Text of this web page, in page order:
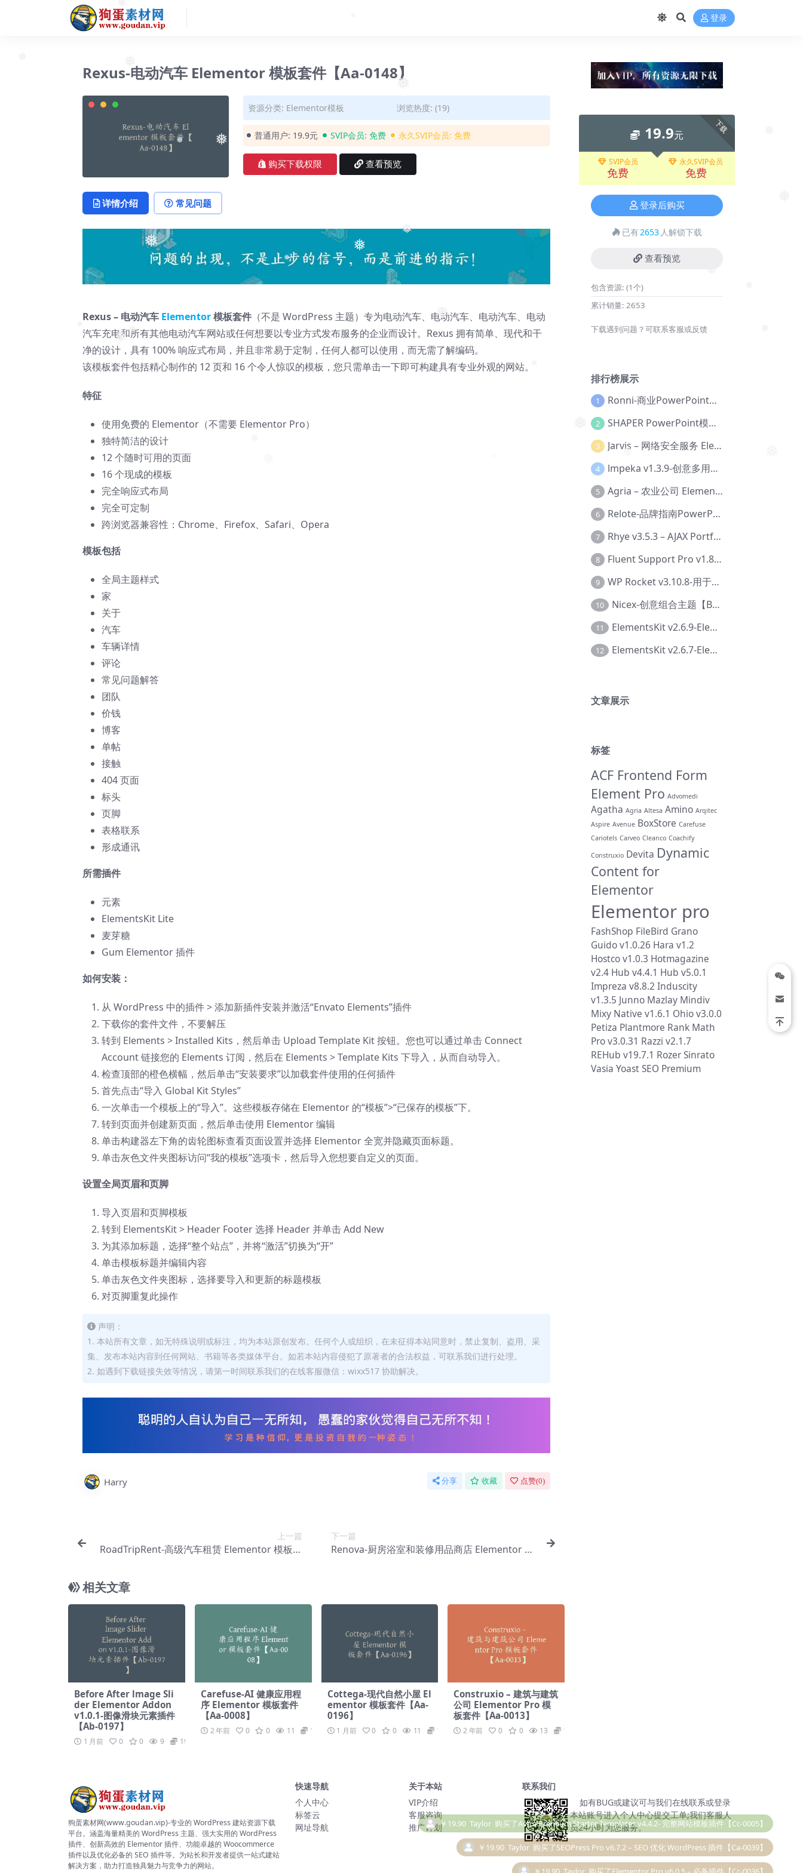
❅
❅
❅
❅
❅
❅
❅
❅
❅
❅
登录
Rexus-电动汽车 Elementor 模板套件【Aa-0148】
资源分类: Elementor模板 浏览热度: (19)
普通用户: 19.9元 SVIP会员: 免费 永久SVIP会员: 免费
购买下载权限 查看预览
详情介绍 常见问题
Rexus – 电动汽车 Elementor模板套件 （不是 WordPress 主题）专为电动汽车、电动汽车、电动汽车、电动
汽车充电和所有其他电动汽车网站或任何想要以专业方式发布服务的企业而设计。Rexus 拥有简单、现代和干
净的设计，具有 100% 响应式布局，并且非常易于定制，任何人都可以使用，而无需了解编码。
该模板套件包括精心制作的 12 页和 16 个令人惊叹的模板，您只需单击一下即可构建具有专业外观的网站。
特征
使用免费的 Elementor（不需要 Elementor Pro）
独特简洁的设计
12 个随时可用的页面
16 个现成的模板
完全响应式布局
完全可定制
跨浏览器兼容性：Chrome、Firefox、Safari、Opera
模板包括
全局主题样式
家
关于
汽车
车辆详情
评论
常见问题解答
团队
价钱
博客
单帖
接触
404 页面
标头
页脚
表格联系
形成通讯
所需插件
元素
ElementsKit Lite
麦芽糖
Gum Elementor 插件
如何安装：
从 WordPress 中的插件 > 添加新插件安装并激活“Envato Elements”插件
下载你的套件文件，不要解压
转到 Elements > Installed Kits，然后单击 Upload Template Kit 按钮。您也可以通过单击 Connect
Account 链接您的 Elements 订阅，然后在 Elements > Template Kits 下导入，从而自动导入。
检查顶部的橙色横幅，然后单击“安装要求”以加载套件使用的任何插件
首先点击“导入 Global Kit Styles”
一次单击一个模板上的“导入”。这些模板存储在 Elementor 的“模板”>“已保存的模板”下。
转到页面并创建新页面，然后单击使用 Elementor 编辑
单击构建器左下角的齿轮图标查看页面设置并选择 Elementor 全宽并隐藏页面标题。
单击灰色文件夹图标访问“我的模板”选项卡，然后导入您想要自定义的页面。
设置全局页眉和页脚
导入页眉和页脚模板
转到 ElementsKit > Header Footer 选择 Header 并单击 Add New
为其添加标题，选择“整个站点”，并将“激活”切换为“开”
单击模板标题并编辑内容
单击灰色文件夹图标，选择要导入和更新的标题模板
对页脚重复此操作
声明：
1. 本站所有文章，如无特殊说明或标注，均为本站原创发布。任何个人或组织，在未征得本站同意时，禁止复制、盗用、采
集、发布本站内容到任何网站、书籍等各类媒体平台。如若本站内容侵犯了原著者的合法权益，可联系我们进行处理。
2. 如遇到下载链接失效等情况，请第一时间联系我们的在线客服微信：wixx517 协助解决。
Harry 分享 收藏 点赞(0)
上一篇
RoadTripRent-高级汽车租赁 Elementor 模板套
下一篇
Renova-厨房浴室和装修用品商店 Elementor Pr
相关文章
Before After lmage Sli
der Elementor Addon
v1.0.1-图像滑块元素插件
【Ab-0197】
1 月前 0 0 9 19.9
Carefuse-AI 健康应用程
序 Elementor 模板套件
【Aa-0008】
2 年前 0 0 11 19.9
Cottega-现代自然小屋 El
ementor 模板套件【Aa-
0196】
1 月前 0 0 11 19.9
Construxio – 建筑与建筑
公司 Elementor Pro 模
板套件【Aa-0013】
2 年前 0 0 13 19.9
下载
19.9元
SVIP会员
免费
永久SVIP会员
免费
登录后购买
已有2653 人解锁下载
查看预览
包含资源: (1个)
累计销量: 2653
下载遇到问题？可联系客服或反馈
排行榜展示
1 Ronni-商业PowerPoint模板【Dc-0077】
2 SHAPER PowerPoint模板【Dc-0184】
3 Jarvis – 网络安全服务 Elementor 模板套件【Aa-0035】
4 lmpeka v1.3.9-创意多用途 WordPress 主题【Be-0064】
5 Agria – 农业公司 Elementor Pro 模板套件【Aa-0003】
6 Relote-品牌指南PowerPoint模板【Dc-0076】
7 Rhye v3.5.3 – AJAX Portfolio WordPress 主题【Bi-0049】
8 Fluent Support Pro v1.8.1 – WordPress 支持票务系统【Cc-0041】
9 WP Rocket v3.10.8-用于wordpress速度优化的缓存加速插件【Cd-0019】
10 Nicex-创意组合主题【Be-0092】
11 ElementsKit v2.6.9-Elementor插件【Ab-0161】
12 ElementsKit v2.6.7-Elementor插件【Ab-0162】
文章展示
标签
ACF Frontend Form
Element Pro Advomedi
Agatha Agria Altesa Amino Arqitec
Aspire Avenue BoxStore Carefuse
Cariotels Carveo Cleanco Coachify
Construxio Devita Dynamic
Content for
Elementor
Elementor pro
FashShop FileBird Grano
Guido v1.0.26 Hara v1.2
Hostco v1.0.3 Hotmagazine
v2.4 Hub v4.4.1 Hub v5.0.1
Impreza v8.8.2 Induscity
v1.3.5 Junno Mazlay Mindiv
Mixy Native v1.6.1 Ohio v3.0.0
Petiza Plantmore Rank Math
Pro v3.0.31 Razzi v2.1.7
REHub v19.7.1 RozerSinrato
Vasia Yoast SEO Premium
狗蛋素材网(www.goudan.vip)-专业的 WordPress 建站资源下载
平台。涵盖海量精美的 WordPress 主题、强大实用的 WordPress
插件、创新高效的 Elementor 插件、功能卓越的 Woocommerce
插件以及优化必备的 SEO 插件等。为站长和开发者提供一站式建站
解决方案，助力打造独具魅力与竞争力的网站。
快速导航
个人中心
标签云
网址导航
关于本站
VIP介绍
客服咨询
推广计划
联系我们
如有BUG或建议可与我们在线联系或登录
本站账号进入个人中心提交工单;我们客服人
员24小时为您服务。
￥19.90 Taylor 购买了SEOPress Pro v6.7.2 – SEO 优化 WordPress 插件【Ca-0039】
￥19.90 Taylor 购买了Elementor Pro v6.0.5 – 必备插件【Cc-0036】